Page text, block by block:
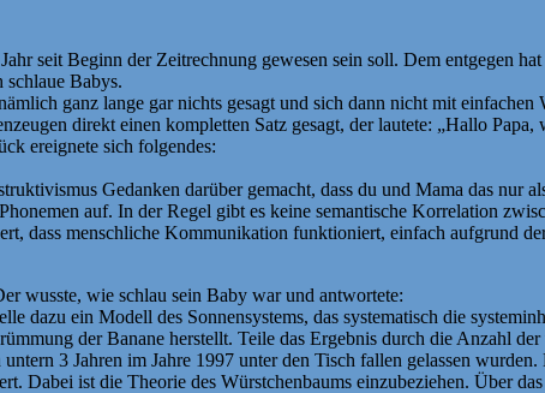
seit Beginn der Zeitrechnung gewesen sein soll. Dem entgegen
schlaue Babys.
ganz lange gar nichts gesagt und sich dann nicht mit
direkt einen kompletten Satz gesagt, der lautete: „Hallo
ereignete sich folgendes:
Gedanken darüber gemacht, dass du und Mama das nur
auf. In der Regel gibt es keine semantische Korrelation
dass menschliche Kommunikation funktioniert, einfach aufgrund
wusste, wie schlau sein Baby war und antwortete:
dazu ein Modell des Sonnensystems, das systematisch die
der Banane herstellt. Teile das Ergebnis durch die Anzahl
3 Jahren im Jahre 1997 unter den Tisch fallen gelassen
Dabei ist die Theorie des Würstchenbaums einzubeziehen. Über